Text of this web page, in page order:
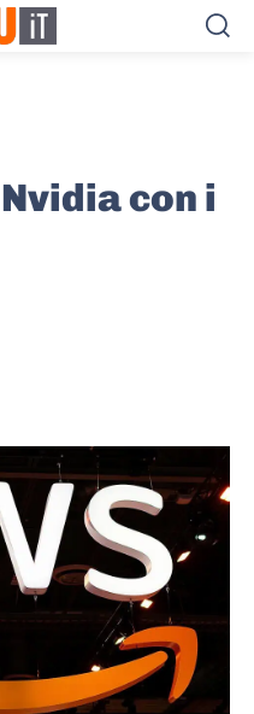
con i